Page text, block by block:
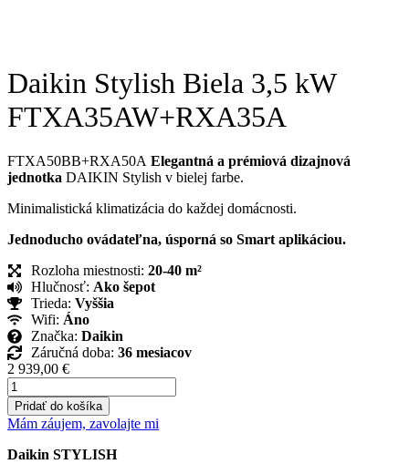
Daikin Stylish Biela 3,5 kW
FTXA35AW+RXA35A
FTXA50BB+RXA50A Elegantná a prémiová dizajnová
jednotka DAIKIN Stylish v bielej farbe.
Minimalistická klimatizácia do každej domácnosti.
Jednoducho ovádateľna, úsporná so Smart aplikáciou.
Rozloha miestnosti: 20-40 m²
Hlučnosť: Ako šepot
Trieda: Vyššia
Wifi: Áno
Značka: Daikin
Záručná doba: 36 mesiacov
2 939,00 €
množstvo
Daikin
Stylish
Biela
3,5
Pridať do košíka
Mám záujem, zavolajte mi
Daikin STYLISH